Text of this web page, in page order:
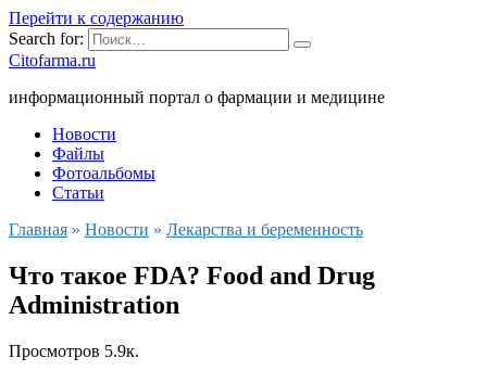
Перейти к содержанию
Search for:
Citofarma.ru
информационный портал о фармации и медицине
Новости
Файлы
Фотоальбомы
Статьи
Главная » Новости » Лекарства и беременность
Что такое FDA? Food and Drug
Administration
Просмотров 5.9к.